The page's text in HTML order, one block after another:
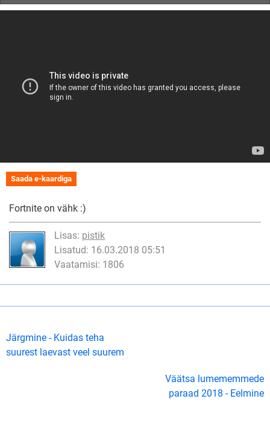
Saada e-kaardiga
Fortnite on vähk :)
Lisas: pistik
Lisatud: 16.03.2018 05:51
Vaatamisi: 1806
Järgmine - Kuidas teha
suurest laevast veel suurem
Väätsa lumememmede
paraad 2018 - Eelmine